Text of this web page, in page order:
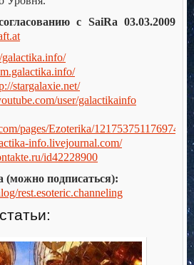
c SaiRa 03.03.2009
galactika.info/
stargalaxie.net/
user/galactikainfo
pages/Ezoterika/121753751176974
info.livejournal.com/
id42228900
(можно подписаться):
rest.esoteric.channeling